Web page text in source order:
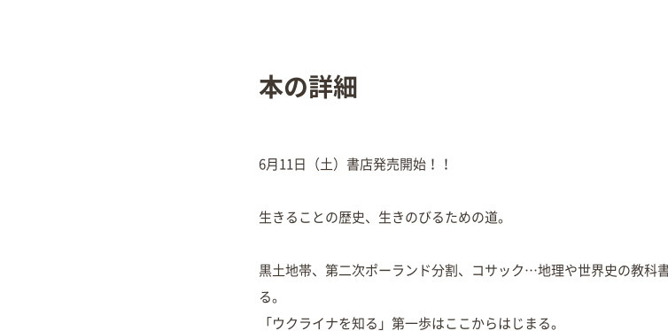
本の詳細
6月11日（土）書店発売開始！！
生きることの歴史、生きのびるための道。
黒土地帯、第二次ポーランド分割、コサック…地理や世界史の教科
る。
「ウクライナを知る」第一歩はここからはじまる。